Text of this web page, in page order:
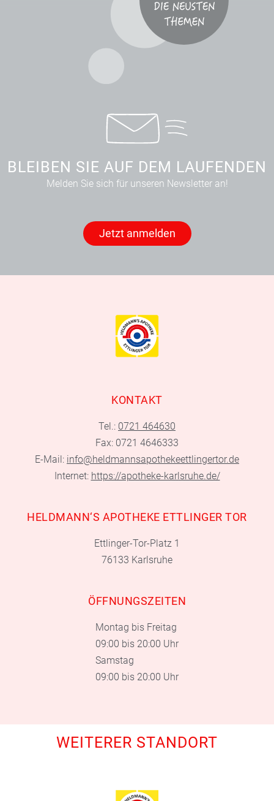
BLEIBEN SIE AUF DEM LAUFENDEN
Melden Sie sich für unseren Newsletter an!
Jetzt anmelden
KONTAKT
Tel.: 0721 464630
Fax: 0721 4646333
E-Mail: info@heldmannsapothekeettlingertor.de
Internet: https://apotheke-karlsruhe.de/
HELDMANN‘S APOTHEKE ETTLINGER TOR
Ettlinger-Tor-Platz 1
76133 Karlsruhe
ÖFFNUNGSZEITEN
Montag bis Freitag
09:00 bis 20:00 Uhr
Samstag
09:00 bis 20:00 Uhr
WEITERER STANDORT